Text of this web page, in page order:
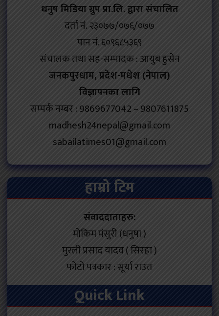
धनुष मिडिया ग्रुप प्रा.लि. द्वारा संचालित
दर्ता नं. २३०७७/०७६/०७७
पान नं. ६०९६८५३६९
संचालक तथा सह-सम्पादक : आयुब हुसेन
जनकपुरधाम, प्रदेश-मधेश (नेपाल)
विज्ञापनका लागि
सम्पर्क नम्बर : 9869677042 – 9807611875
madhesh24nepal@gmail.com
sabailatimes01@gmail.com
हाम्रो टिम
संवाददाताहरु:
मोकिम मंसुरी (धनुषा )
मुरली प्रसाद यादव ( सिरहा )
फोटो पत्रकार : सूर्या राउत
Quick Link